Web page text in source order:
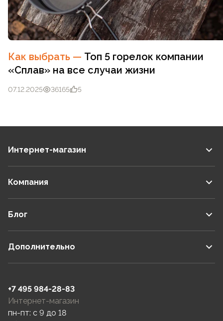
Как выбрать — Топ 5 горелок компании
«Сплав» на все случаи жизни
07.12.2025 36165 5
Интернет-магазин
Компания
Блог
Дополнительно
+7 495 984-28-83
Интернет-магазин
пн-пт: c 9 до 18